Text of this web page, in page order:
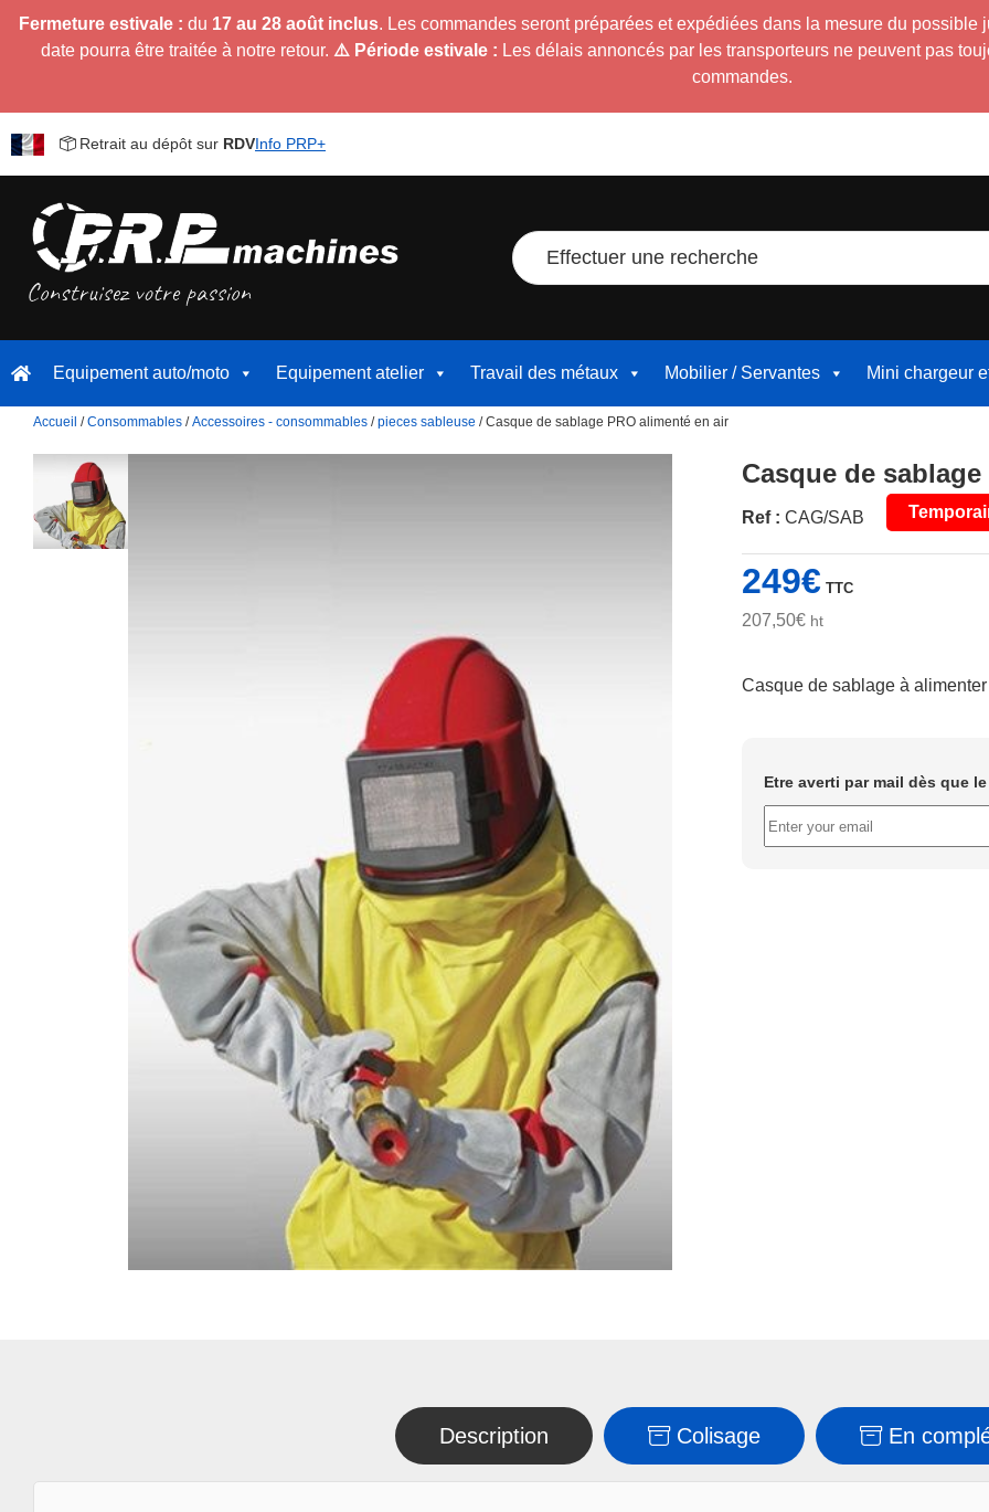
Fermeture estivale : du 17 au 28 août inclus. Les commandes seront préparées et expédiées dans la mesure du possible
date pourra être traitée à notre retour. ⚠️ Période estivale : Les délais annoncés par les transporteurs ne peuvent pas
commandes.
Retrait au dépôt sur RDVInfo PRP+
Effectuer une recherche
Equipement auto/moto Equipement atelier Travail des métaux Mobilier / Servantes Mini chargeur
Accueil /Consommables /Accessoires - consommables /pieces sableuse / Casque de sablage PRO alimenté en air
Casque de
Ref : CAG/SAB
249€ TTC
207,50€ ht
Casque de sablage à
Etre averti par mail dès que
Description Colisage En